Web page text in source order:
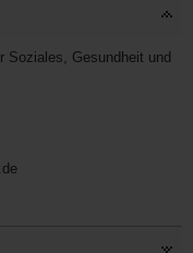
Soziales, Gesundheit und